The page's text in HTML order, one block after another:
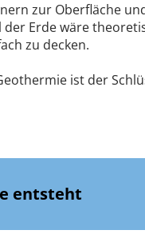
zur Oberfläche
Erde wäre
zu decken.
ist der
entsteht